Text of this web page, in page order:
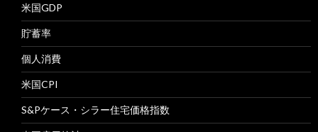
米国GDP
貯蓄率
個人消費
米国CPI
S&Pケース・シラー住宅価格指数